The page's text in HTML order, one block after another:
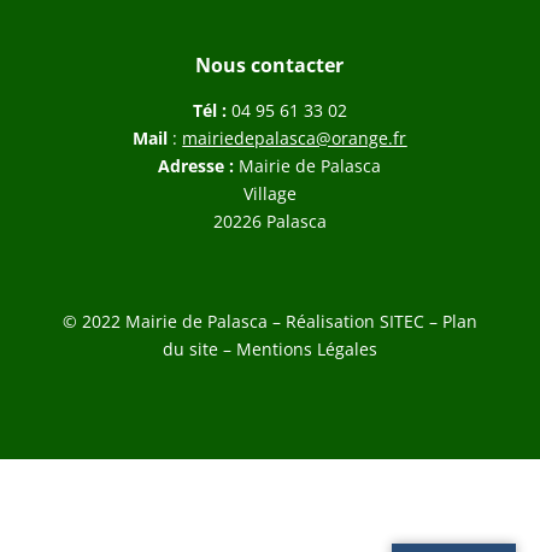
Nous contacter
Tél : 04 95 61 33 02
Mail : mairiedepalasca@orange.fr
Adresse : Mairie de Palasca
Village
20226 Palasca
© 2022 Mairie de Palasca – Réalisation SITEC– Plan
du site – Mentions Légales